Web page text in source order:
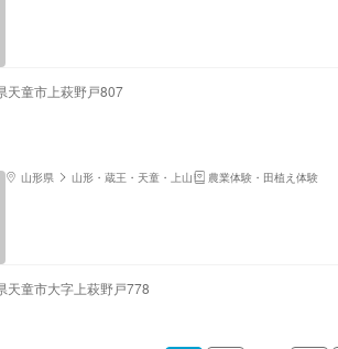
天童市上萩野戸807
山形県 山形・蔵王・天童・上山 農業体験・田植え体験
天童市大字上萩野戸778